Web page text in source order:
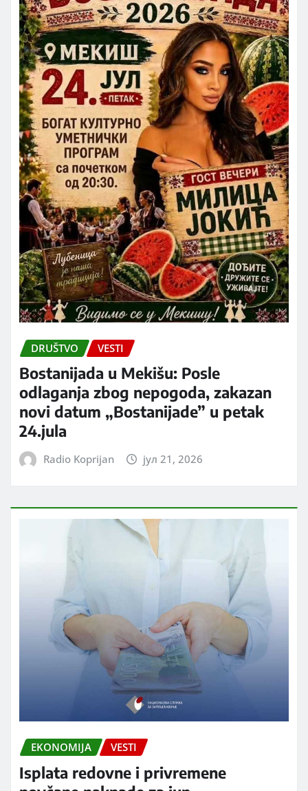
DRUŠTVO VESTI
Bostanijada u Mekišu: Posle
odlaganja zbog nepogoda, zakazan
novi datum „Bostanijade” u petak
24.jula
Radio Koprijan јул 21, 2026
EKONOMIJA VESTI
Isplata redovne i privremene